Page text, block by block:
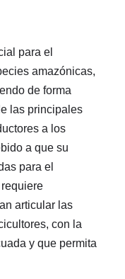
para el
amazónicas,
de forma
las principales
a los
a que su
para el
articular las
con la
y que permita